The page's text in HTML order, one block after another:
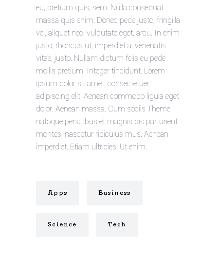
eu, pretium quis, sem. Nulla consequat
massa quis enim. Donec pede justo, fringilla
vel, aliquet nec, vulputate eget, arcu. In enim
justo, rhoncus ut, imperdiet a, venenatis
vitae, justo. Nullam dictum felis eu pede
mollis pretium. Integer tincidunt. Lorem
ipsum dolor sit amet, consectetuer
adipiscing elit. Aenean commodo ligula eget
dolor. Aenean massa. Cum sociis Theme
natoque penatibus et magnis dis parturient
montes, nascetur ridiculus mus. Aenean
imperdiet. Etiam ultricies. Ut enim.
Apps Business
Science Tech